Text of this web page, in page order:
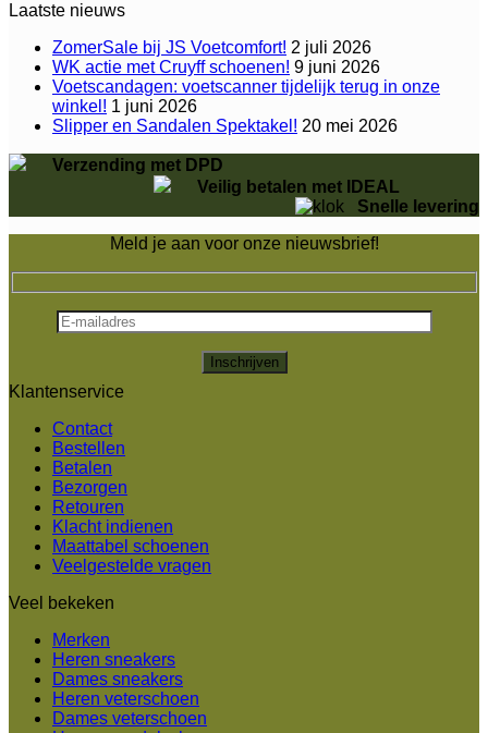
Laatste nieuws
ZomerSale bij JS Voetcomfort! 2 juli 2026
WK actie met Cruyff schoenen! 9 juni 2026
Voetscandagen: voetscanner tijdelijk terug in onze
winkel! 1 juni 2026
Slipper en Sandalen Spektakel! 20 mei 2026
Verzending met DPD
Veilig betalen met IDEAL
Snelle levering
Meld je aan voor onze nieuwsbrief!
Klantenservice
Contact
Bestellen
Betalen
Bezorgen
Retouren
Klacht indienen
Maattabel schoenen
Veelgestelde vragen
Veel bekeken
Merken
Heren sneakers
Dames sneakers
Heren veterschoen
Dames veterschoen